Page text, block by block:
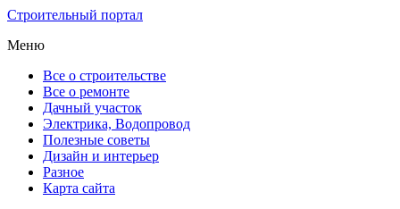
Строительный портал
Меню
Все о строительстве
Все о ремонте
Дачный участок
Электрика, Водопровод
Полезные советы
Дизайн и интерьер
Разное
Карта сайта